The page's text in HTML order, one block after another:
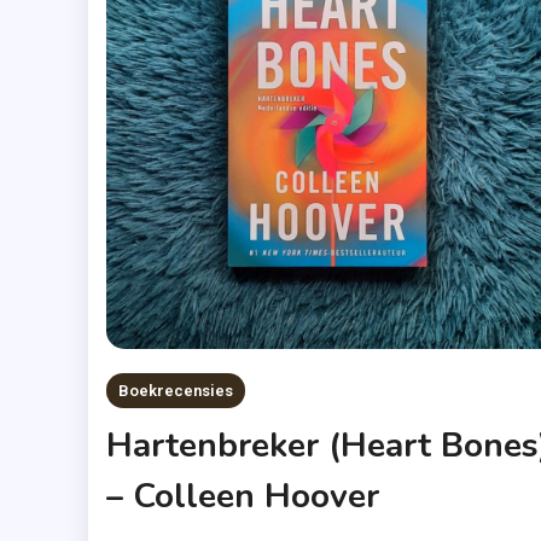
Boekrecensies
Hartenbreker (Heart
– Colleen Hoover